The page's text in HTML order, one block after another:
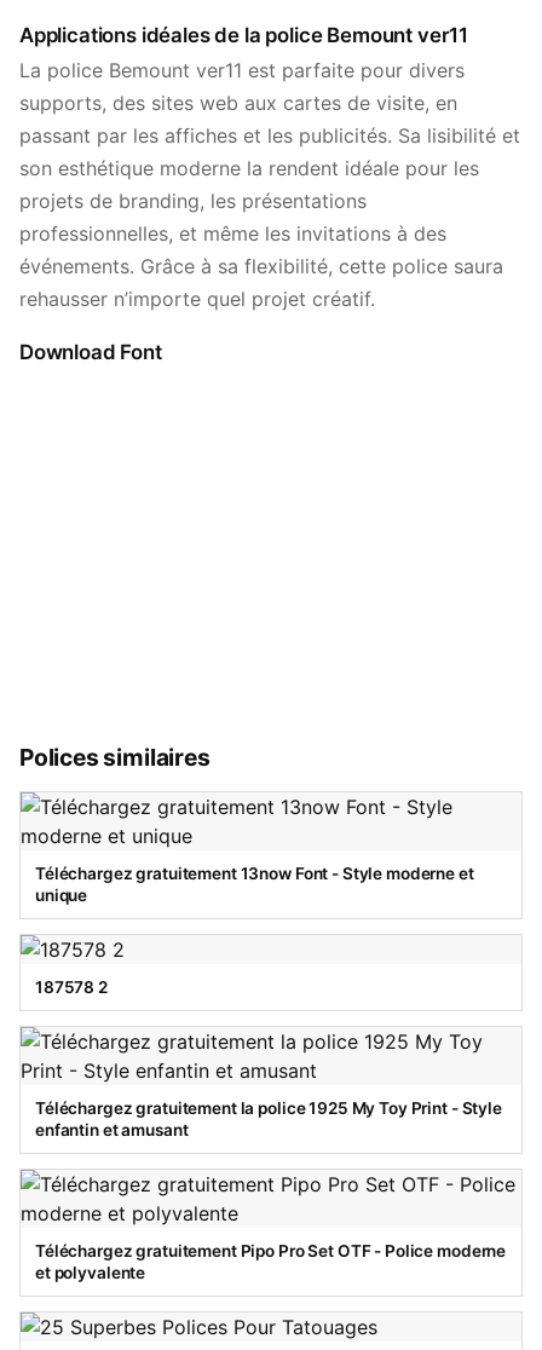
Applications idéales de la police Bemount ver11
La police Bemount ver11 est parfaite pour divers
supports, des sites web aux cartes de visite, en
passant par les affiches et les publicités. Sa lisibilité et
son esthétique moderne la rendent idéale pour les
projets de branding, les présentations
professionnelles, et même les invitations à des
événements. Grâce à sa flexibilité, cette police saura
rehausser n’importe quel projet créatif.
Download Font
Polices similaires
Téléchargez gratuitement 13now Font - Style moderne et
unique
187578 2
Téléchargez gratuitement la police 1925 My Toy Print - Style
enfantin et amusant
Téléchargez gratuitement Pipo Pro Set OTF - Police moderne
et polyvalente